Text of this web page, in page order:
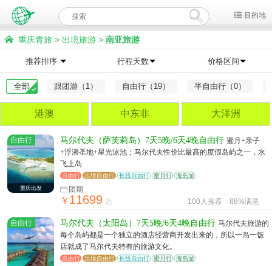
目的地
重庆青旅 > 出境旅游 > 南亚旅游
推荐排序 行程天数 价格区间
全部 跟团游（1） 自由行（19） 半自由行（0）
港澳 中东非 大洋洲
自由行
重庆出发
马尔代夫（萨芙莉岛）7天5晚/6天4晚自由行 蜜月+亲子
+浮潜圣地+星光泳池；马尔代夫性价比最高的度假岛屿之一，水
飞上岛
自由行 出境自由行 长线自由行 蜜月行 海岛游
团期
￥11699 起 100人推荐 88%满意
自由行 马尔代夫（太阳岛）7天5晚/6天4晚自由行 马尔代夫旅游的
每个岛屿都是一个独立的酒店经营商开发出来的，所以一岛一饭
店就成了马尔代夫特有的旅游文化。
自由行 出境自由行 长线自由行 蜜月行 海岛游